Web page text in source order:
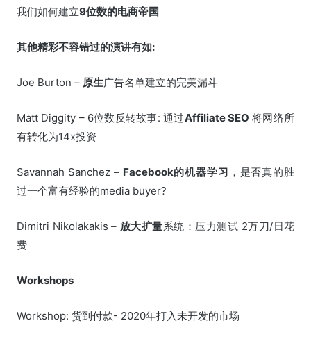
我们如何建立9位数的电商帝国
其他精彩不容错过的演讲有如:
Joe Burton – 原生广告名单建立的完美漏斗
Matt Diggity – 6位数反转故事: 通过Affiliate SEO 将网络所
有转化为14x投资
Savannah Sanchez – Facebook的机器学习 ，是否真的胜
过一个富有经验的media buyer?
Dimitri Nikolakakis – 放大扩量系统：压力测试 2万刀/日花
费
Workshops
Workshop: 货到付款- 2020年打入未开发的市场